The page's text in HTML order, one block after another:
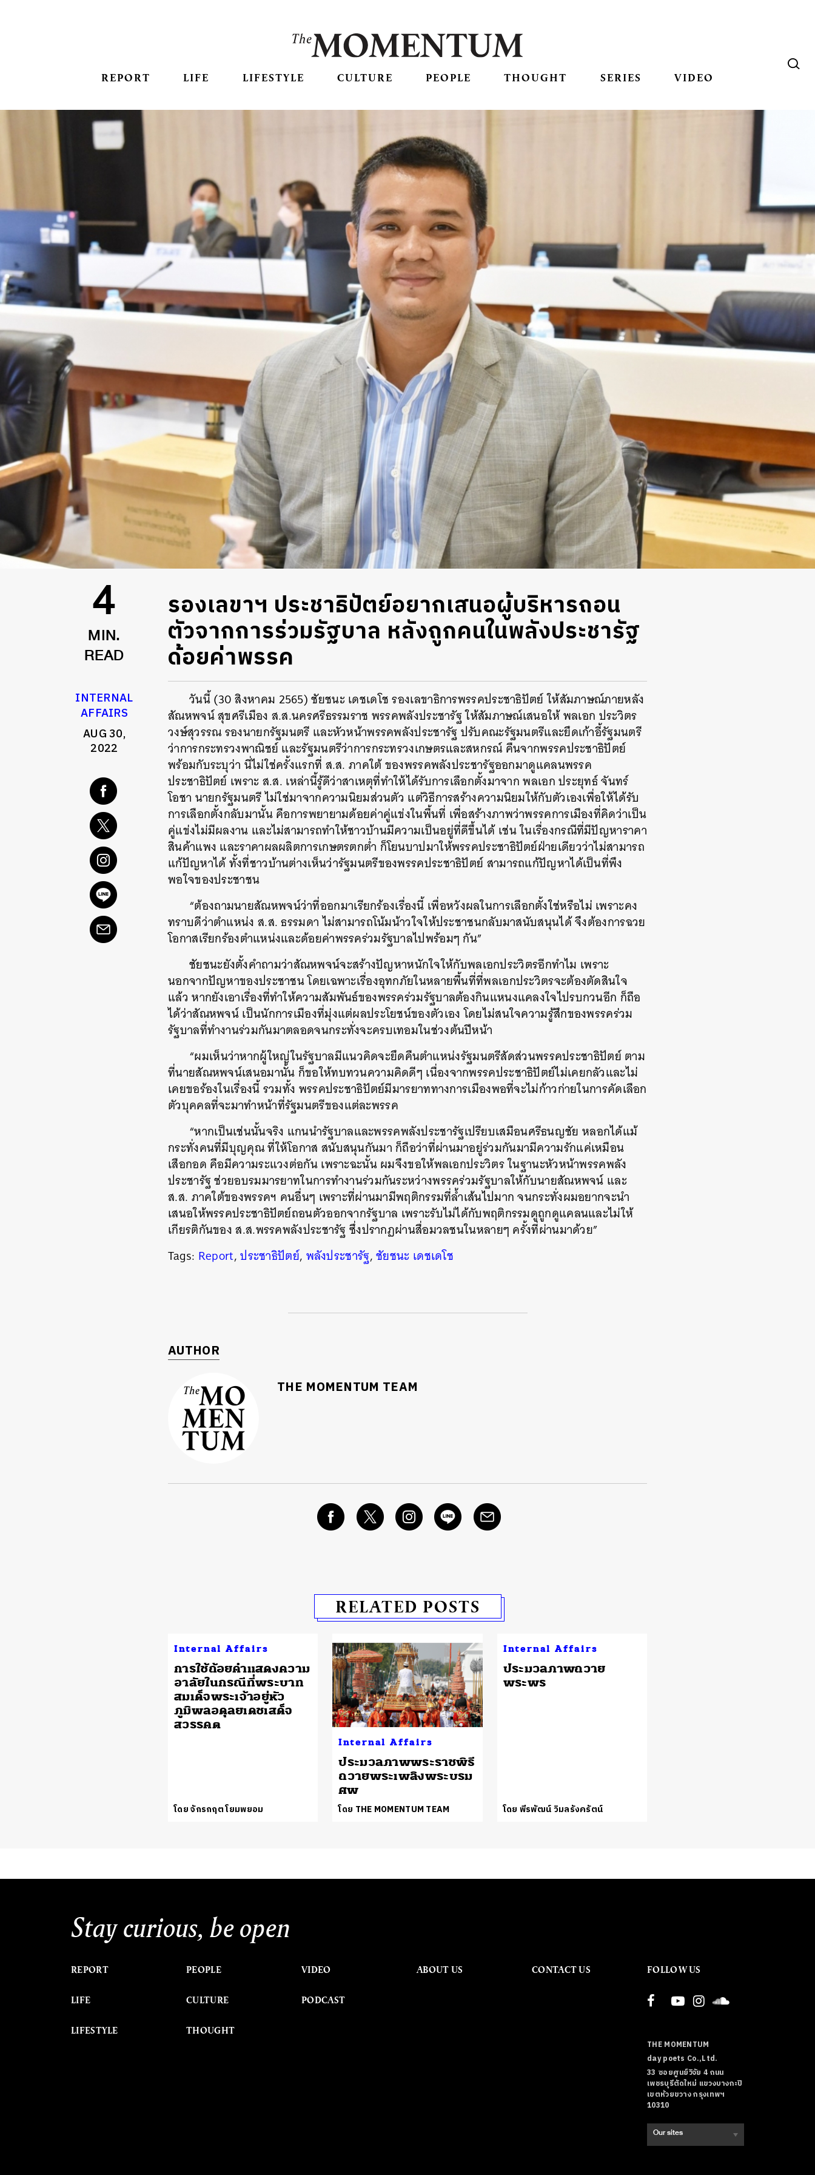
REPORT LIFE LIFESTYLE CULTURE PEOPLE THOUGHT SERIES VIDEO
4
MIN.
READ
INTERNAL
AFFAIRS
AUG 30,
2022
รองเลขาฯ ประชาธิปัตย์อยากเสนอผู้บริหารถอน
ตัวจากการร่วมรัฐบาล หลังถูกคนในพลังประชารัฐ
ด้อยค่าพรรค
วันนี้ (30 สิงหาคม 2565) ชัยชนะ เดชเดโช รองเลขาธิการพรรคประชาธิปัตย์ ให้สัมภาษณ์ภายหลัง
สัณหพจน์ สุขศรีเมือง ส.ส.นครศรีธรรมราช พรรคพลังประชารัฐ ให้สัมภาษณ์เสนอให้ พลเอก ประวิตร
วงษ์สุวรรณ รองนายกรัฐมนตรี และหัวหน้าพรรคพลังประชารัฐ ปรับคณะรัฐมนตรีและยึดเก้าอี้รัฐมนตรี
ว่าการกระทรวงพาณิชย์ และรัฐมนตรีว่าการกระทรวงเกษตรและสหกรณ์ คืนจากพรรคประชาธิปัตย์
พร้อมกับระบุว่า นี่ไม่ใช่ครั้งแรกที่ ส.ส. ภาคใต้ ของพรรคพลังประชารัฐออกมาดูแคลนพรรค
ประชาธิปัตย์ เพราะ ส.ส. เหล่านี้รู้ดีว่าสาเหตุที่ทำให้ได้รับการเลือกตั้งมาจาก พลเอก ประยุทธ์ จันทร์
โอชา นายกรัฐมนตรี ไม่ใช่มาจากความนิยมส่วนตัว แต่วิธีการสร้างความนิยมให้กับตัวเองเพื่อให้ได้รับ
การเลือกตั้งกลับมานั้น คือการพยายามด้อยค่าคู่แข่งในพื้นที่ เพื่อสร้างภาพว่าพรรคการเมืองที่คิดว่าเป็น
คู่แข่งไม่มีผลงาน และไม่สามารถทำให้ชาวบ้านมีความเป็นอยู่ที่ดีขึ้นได้ เช่น ในเรื่องกรณีที่มีปัญหาราคา
สินค้าแพง และราคาผลผลิตการเกษตรตกต่ำ ก็โยนบาปมาให้พรรคประชาธิปัตย์ฝ่ายเดียวว่าไม่สามารถ
แก้ปัญหาได้ ทั้งที่ชาวบ้านต่างเห็นว่ารัฐมนตรีของพรรคประชาธิปัตย์ สามารถแก้ปัญหาได้เป็นที่พึง
พอใจของประชาชน
“ต้องถามนายสัณหพจน์ว่าที่ออกมาเรียกร้องเรื่องนี้ เพื่อหวังผลในการเลือกตั้งใช่หรือไม่ เพราะคง
ทราบดีว่าตำแหน่ง ส.ส. ธรรมดา ไม่สามารถโน้มน้าวใจให้ประชาชนกลับมาสนับสนุนได้ จึงต้องการฉวย
โอกาสเรียกร้องตำแหน่งและด้อยค่าพรรคร่วมรัฐบาลไปพร้อมๆ กัน”
ชัยชนะยังตั้งคำถามว่าสัณหพจน์จะสร้างปัญหาหนักใจให้กับพลเอกประวิตรอีกทำไม เพราะ
นอกจากปัญหาของประชาชน โดยเฉพาะเรื่องอุทกภัยในหลายพื้นที่ที่พลเอกประวิตรจะต้องตัดสินใจ
แล้ว หากยังเอาเรื่องที่ทำให้ความสัมพันธ์ของพรรคร่วมรัฐบาลต้องกินแหนงแคลงใจไปรบกวนอีก ก็ถือ
ได้ว่าสัณหพจน์ เป็นนักการเมืองที่มุ่งแต่ผลประโยชน์ของตัวเอง โดยไม่สนใจความรู้สึกของพรรคร่วม
รัฐบาลที่ทำงานร่วมกันมาตลอดจนกระทั่งจะครบเทอมในช่วงต้นปีหน้า
“ผมเห็นว่าหากผู้ใหญ่ในรัฐบาลมีแนวคิดจะยึดคืนตำแหน่งรัฐมนตรีสัดส่วนพรรคประชาธิปัตย์ ตาม
ที่นายสัณหพจน์เสนอมานั้น ก็ขอให้ทบทวนความคิดดีๆ เนื่องจากพรรคประชาธิปัตย์ไม่เคยกลัวและไม่
เคยขอร้องในเรื่องนี้ รวมทั้ง พรรคประชาธิปัตย์มีมารยาททางการเมืองพอที่จะไม่ก้าวก่ายในการคัดเลือก
ตัวบุคคลที่จะมาทำหน้าที่รัฐมนตรีของแต่ละพรรค
“หากเป็นเช่นนั้นจริง แกนนำรัฐบาลและพรรคพลังประชารัฐเปรียบเสมือนศรีธนญชัย หลอกได้แม้
กระทั่งคนที่มีบุญคุณ ที่ให้โอกาส สนับสนุนกันมา ก็ถือว่าที่ผ่านมาอยู่ร่วมกันมามีความรักแค่เหมือน
เสือกอด คือมีความระแวงต่อกัน เพราะฉะนั้น ผมจึงขอให้พลเอกประวิตร ในฐานะหัวหน้าพรรคพลัง
ประชารัฐ ช่วยอบรมมารยาทในการทำงานร่วมกันระหว่างพรรคร่วมรัฐบาลให้กับนายสัณหพจน์ และ
ส.ส. ภาคใต้ของพรรคฯ คนอื่นๆ เพราะที่ผ่านมามีพฤติกรรมที่ล้ำเส้นไปมาก จนกระทั่งผมอยากจะนำ
เสนอให้พรรคประชาธิปัตย์ถอนตัวออกจากรัฐบาล เพราะรับไม่ได้กับพฤติกรรมดูถูกดูแคลนและไม่ให้
เกียรติกันของ ส.ส.พรรคพลังประชารัฐ ซึ่งปรากฏผ่านสื่อมวลชนในหลายๆ ครั้งที่ผ่านมาด้วย”
Tags: Report,ประชาธิปัตย์, พลังประชารัฐ,ชัยชนะ เดชเดโช
AUTHOR
THE MOMENTUM TEAM
RELATED POSTS
Internal Affairs
การใช้ถ้อยคำแสดงความ
อาลัยในกรณีที่พระบาท
สมเด็จพระเจ้าอยู่หัว
ภูมิพลอดุลยเดชเสด็จ
สวรรคต
โดย จักรกฤต โยมพยอม
Internal Affairs
ประมวลภาพพระราชพิธี
ถวายพระเพลิงพระบรม
ศพ
โดย THE MOMENTUM TEAM
Internal Affairs
ประมวลภาพถวาย
พระพร
โดย พีรพัฒน์ วิมลรังครัตน์
Stay curious, be open
REPORT
LIFE
LIFESTYLE
PEOPLE
CULTURE
THOUGHT
VIDEO
PODCAST
ABOUT US CONTACT US FOLLOW US
THE MOMENTUM
day poets Co.,Ltd.
33 ซอยศูนย์วิจัย 4 ถนน
เพชรบุรีตัดใหม่ แขวงบางกะปิ
เขตห้วยขวาง กรุงเทพฯ
10310
ค้นหา
SHARE TWEET